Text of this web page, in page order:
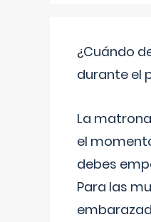
¿Cuándo
durante el
La
el
debes
Para las